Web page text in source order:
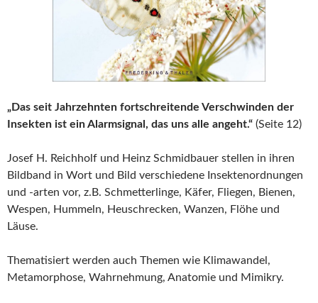
„Das seit Jahrzehnten fortschreitende Verschwinden der
Insekten ist ein Alarmsignal, das uns alle angeht.“ (Seite 12)
Josef H. Reichholf und Heinz Schmidbauer stellen in ihren
Bildband in Wort und Bild verschiedene Insektenordnungen
und -arten vor, z.B. Schmetterlinge, Käfer, Fliegen, Bienen,
Wespen, Hummeln, Heuschrecken, Wanzen, Flöhe und
Läuse.
Thematisiert werden auch Themen wie Klimawandel,
Metamorphose, Wahrnehmung, Anatomie und Mimikry.